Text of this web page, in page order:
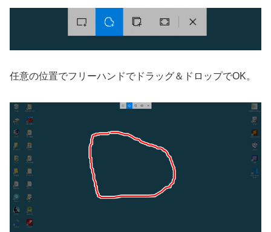
任意の位置でフリーハンドでドラッグ＆ドロップでOK。